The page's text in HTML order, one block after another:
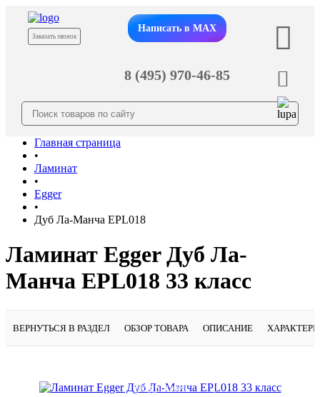
Заказать звонок
Написать в MAX
8 (495) 970-46-85
Главная страница
•
Ламинат
•
Egger
•
Дуб Ла-Манча EPL018
Ламинат Egger Дуб Ла-
Манча EPL018 33 класс
ВЕРНУТЬСЯ В РАЗДЕЛ ОБЗОР ТОВАРА ОПИСАНИЕ
Подробнее